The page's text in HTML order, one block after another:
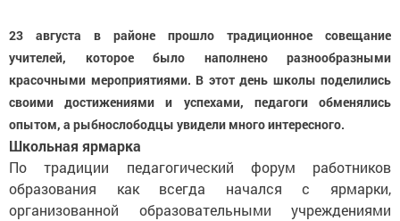
23 августа в районе прошло традиционное совещание
учителей, которое было наполнено разнообразными
красочными мероприятиями. В этот день школы поделились
своими достижениями и успехами, педагоги обменялись
опытом, а рыбнослободцы увидели много интересного.
Школьная ярмарка
По традиции педагогический форум работников
образования как всегда начался с ярмарки,
организованной образовательными учреждениями